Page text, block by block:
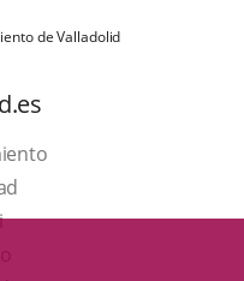
de Valladolid